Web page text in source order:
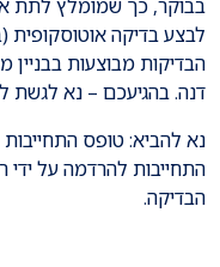
בבוקר, כך שמומלץ לתת
לבצע בדיקה אוטוסקופית
הבדיקות מבוצעות בבניין
דנה. בהגיעכם – נא
התחייבות להרדמה על
הבדיקה.